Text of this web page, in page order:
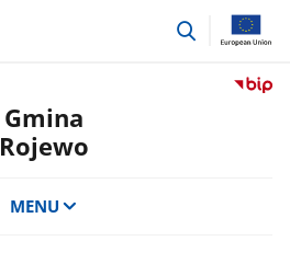
przejdź
Przejdź
Gmina
Rojewo
MENU